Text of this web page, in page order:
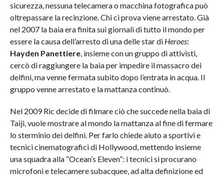
sicurezza, nessuna telecamera o macchina fotografica può
oltrepassare la recinzione. Chi ci prova viene arrestato. Già
nel 2007 la baia era finita sui giornali di tutto il mondo per
essere la causa dell’arresto di una delle star di Heroes:
Hayden Panettiere, insieme con un gruppo di attivisti,
cercò di raggiungere la baia per impedire il massacro dei
delfini, ma venne fermata subito dopo l’entrata in acqua. Il
gruppo venne arrestato e la mattanza continuò.
Nel 2009 Ric decide di filmare ciò che succede nella baia di
Taiji, vuole mostrare al mondo la mattanza al fine di fermare
lo sterminio dei delfini. Per farlo chiede aiuto a sportivi e
tecnici cinematografici di Hollywood, mettendo insieme
una squadra alla “Ocean’s Eleven”: i tecnici si procurano
microfoni e telecamere subacquee, ad alta definizione ed